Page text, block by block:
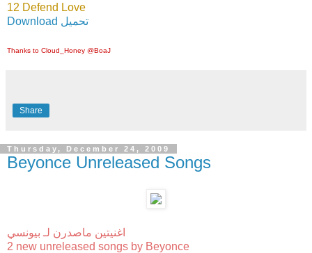
12 Defend Love
Download تحميل
Thanks to Cloud_Honey @BoaJ
Share
Thursday, December 24, 2009
Beyonce Unreleased Songs
اغنيتين ماصدرن لـ بيونسي
2 new unreleased songs by Beyonce